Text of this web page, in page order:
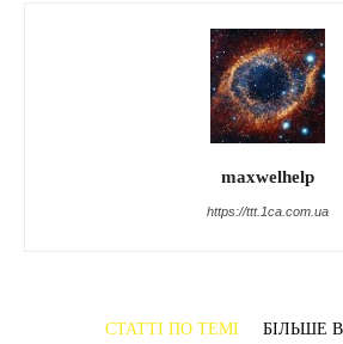
maxwelhelp
https://ttt.1ca.com.ua
СТАТТІ ПО ТЕМІ БІЛЬШЕ